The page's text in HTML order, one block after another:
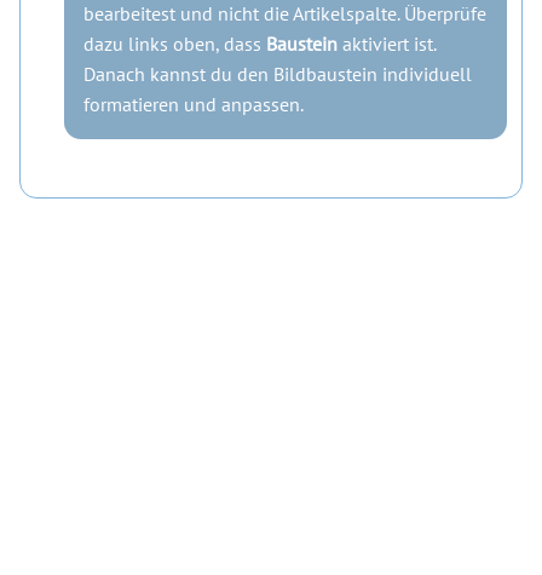
bearbeitest und nicht die Artikelspalte. Überprüfe
dazu links oben, dass Baustein aktiviert ist.
Danach kannst du den Bildbaustein individuell
formatieren und anpassen.